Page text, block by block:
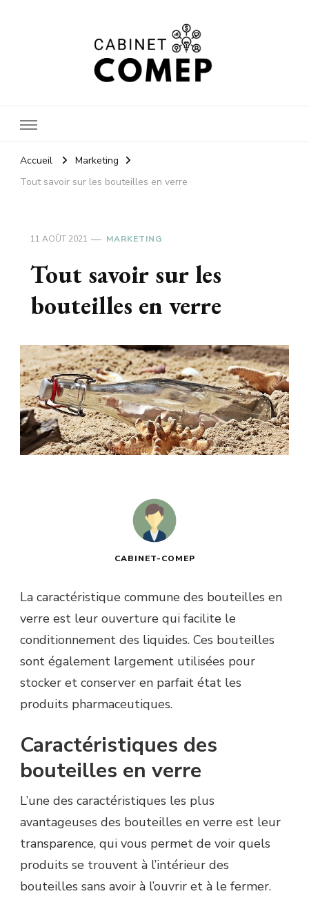
comep
Le blog
Accueil
Marketing
Tout savoir sur les bouteilles en verre
11 AOÛT 2021 MARKETING
Tout savoir sur les
bouteilles en verre
CABINET-COMEP
La caractéristique commune des bouteilles en
verre est leur ouverture qui facilite le
conditionnement des liquides. Ces bouteilles
sont également largement utilisées pour
stocker et conserver en parfait état les
produits pharmaceutiques.
Caractéristiques des
bouteilles en verre
L’une des caractéristiques les plus
avantageuses des bouteilles en verre est leur
transparence, qui vous permet de voir quels
produits se trouvent à l’intérieur des
bouteilles sans avoir à l’ouvrir et à le fermer.